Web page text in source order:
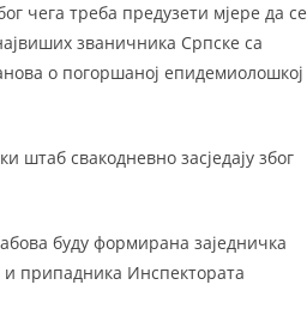
чега треба предузети мјере да се
званичника Српске са
о погоршаној епидемиолошкој
штаб свакодневно засједају због
буду формирана заједничка
и припадника Инспектората